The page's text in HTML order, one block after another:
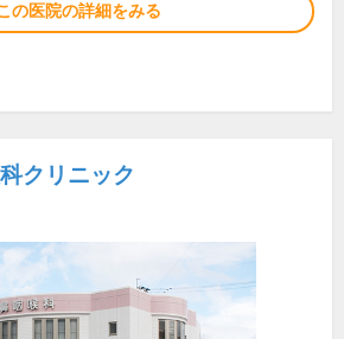
の医院の詳細をみる
クリニック